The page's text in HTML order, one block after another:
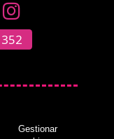
352
Gestionar